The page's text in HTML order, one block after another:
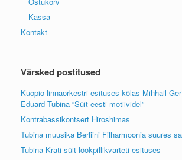
Kassa
Kontakt
Värsked postitused
Kuopio linnaorkestri esituses kõlas Mihhail
Eduard Tubina “Süit eesti motiividel”
Kontrabassikontsert Hiroshimas
Tubina muusika Berliini Filharmoonia suures
Tubina Krati süit löökpillikvarteti esituses